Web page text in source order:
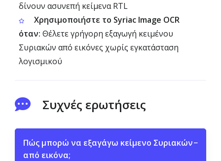
δίνουν ασυνεπή κείμενα RTL
Χρησιμοποιήστε το Syriac Image OCR
όταν: Θέλετε γρήγορη εξαγωγή κειμένου
Συριακών από εικόνες χωρίς εγκατάσταση
λογισμικού
Συχνές ερωτήσεις
Πώς μπορώ να εξαγάγω κείμενο Συριακών
από εικόνα;
−